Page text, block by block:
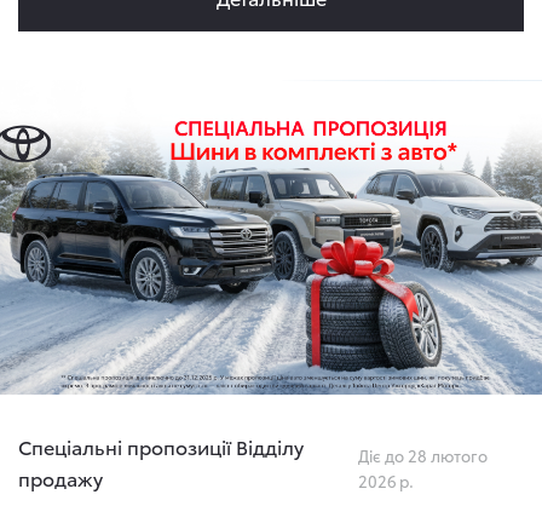
Спеціальні пропозиції Відділу
продажу
Діє до 28 лютого
2026 р.